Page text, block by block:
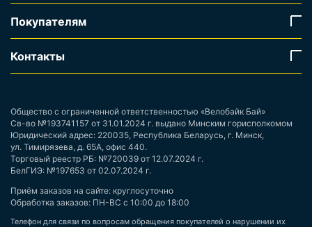
Покупателям
Контакты
Общество с ограниченной ответственностью «Велобайк Бай»
Св-во №193741157 от 31.01.2024 г. выдано Минским горисполкомом
Юридический адрес: 220035, Республика Беларусь, г. Минск,
ул. Тимирязева, д. 65А, офис 440.
Торговый реестр РБ: №720039 от 12.07.2024 г.
БелГИЭ: №197653 от 02.07.2024 г.
Приём заказов на сайте: круглосуточно
Обработка заказов: ПН-ВС с 10:00 до 18:00
Телефон для связи по вопросам обращения покупателей о нарушении их